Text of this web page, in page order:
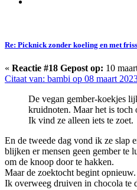
Re: Picknick zonder koeling en met
« Reactie #18 Gepost op: 10
Citaat van: bambi op 08 maart
De vegan gember-koekjes
kruidnoten. Maar het is toch
Ik vind ze alleen iets te zoet.
En de tweede dag vond ik ze slap
blijken er mensen geen gember te
om de knoop door te hakken.
Maar de zoektocht begint opnieuw.
Ik overweeg druiven in chocola te